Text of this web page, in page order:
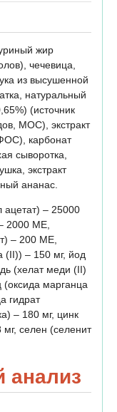
жир
чечевица,
из высушенной
натуральный
(источник
МОС), экстракт
карбонат
сыворотка,
экстракт
ананас.
ацетат) – 25000
2000 МЕ,
– 200 МЕ,
(II)) – 150 мг, йод
(хелат меди (II)
(оксида марганца
гидрат
– 180 мг, цинк
селен (селенит
анализ